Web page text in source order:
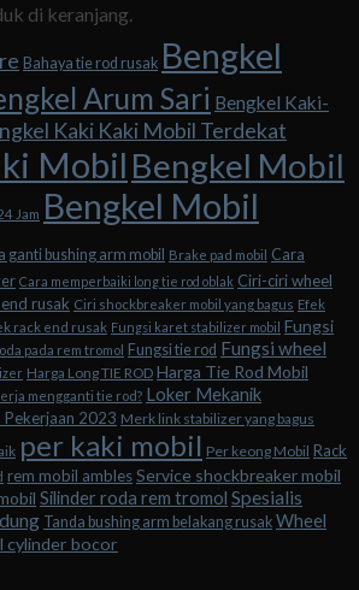
di keranjang.
Bahaya tie rod rusak Bengkel
Arum Sari Bengkel Kaki-
Kaki Kaki Mobil Terdekat
Mobil Bengkel Mobil
Jam Bengkel Mobil
ganti bushing arm mobil Brake pad mobil Cara
Cara memperbaiki long tie rod oblak Ciri-ciri wheel
rusak Ciri shockbreaker mobil yang bagus Efek
rack end rusak Fungsi karet stabilizer mobil Fungsi
pada rem tromol Fungsi tie rod Fungsi wheel
Harga Long TIE ROD Harga Tie Rod Mobil
mengganti tie rod? Loker Mekanik
Pekerjaan 2023 Merk link stabilizer yang bagus
per kaki mobil Per keong Mobil Rack
rem mobil amblesService shockbreaker mobil
Silinder roda rem tromol Spesialis
Tanda bushing arm belakang rusak Wheel
cylinder bocor